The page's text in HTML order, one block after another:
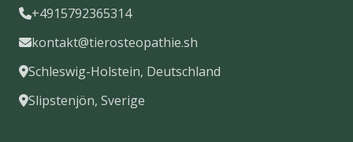
+4915792365314
kontakt@tierosteopathie.sh
Schleswig-Holstein, Deutschland
Slipstenjön, Sverige